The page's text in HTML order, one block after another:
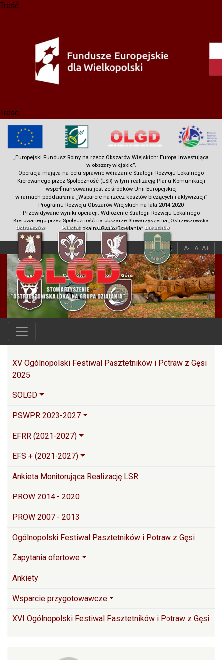
Treść
Treść
„Europejski Fundusz Rolny na rzecz Obszarów Wiejskich: Europa inwestująca
w obszary wiejskie”.
Operacja mająca na celu sprawne wdrażanie Strategii Rozwoju Lokalnego
Kierowanego przez Społeczność (LSR) w tym realizację Planu Komunikacji
współfinansowana jest ze środków Unii Europejskiej
w ramach poddziałania „Wsparcie na rzecz kosztów bieżących i aktywizacji”
Programu Rozwoju Obszarów Wiejskich na lata 2014-2020
Przewidywane wyniki operacji: Wdrożenie Strategii Rozwoju Lokalnego
Kierowanego przez Społeczność na obszarze Stowarzyszenia „Ostrzeszowska
Lokalna Grupa Działania”
A- A A+
A A
Główna nawigacja
XV Ogólnopolski Festiwal Pasztetników i Potraw z Gęsi
2025
SOLGD
PSWPR 2023-2027
EFRR (2021-2027)
EFS + (2021-2027)
Ankieta Monitorująca Realizację LSR
PROW 2014 - 2020
PROW 2007 - 2013
Ogólnopolski Festiwal Pasztetników i Potraw z Gęsi
Zapytania ofertowe
Ankiety
Wsparcie przygotowawcze
XVI Ogólnopolski Festiwal Pasztetników i Potraw z Gęsi